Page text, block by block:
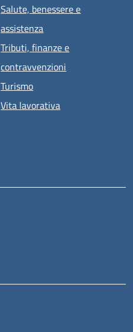
Salute, benessere e
assistenza
Tributi, finanze e
contravvenzioni
Turismo
Vita lavorativa